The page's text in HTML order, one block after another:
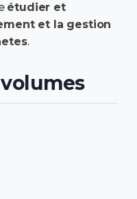
étudier et
et la gestion
.